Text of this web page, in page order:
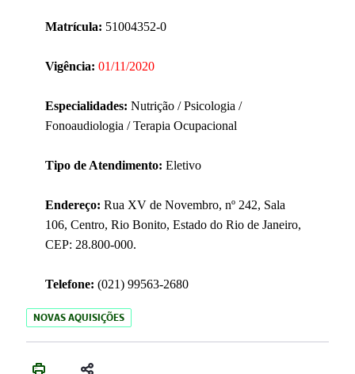
Matrícula: 51004352-0
Vigência: 01/11/2020
Especialidades: Nutrição / Psicologia /
Fonoaudiologia / Terapia Ocupacional
Tipo de Atendimento: Eletivo
Endereço: Rua XV de Novembro, nº 242, Sala
106, Centro, Rio Bonito, Estado do Rio de Janeiro,
CEP: 28.800-000.
Telefone: (021) 99563-2680
NOVAS AQUISIÇÕES